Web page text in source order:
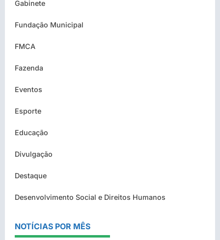
Gabinete
Fundação Municipal
FMCA
Fazenda
Eventos
Esporte
Educação
Divulgação
Destaque
Desenvolvimento Social e Direitos Humanos
NOTÍCIAS POR MÊS